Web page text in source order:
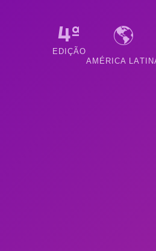
4ª
EDIÇÃO
🌎
AMÉRICA